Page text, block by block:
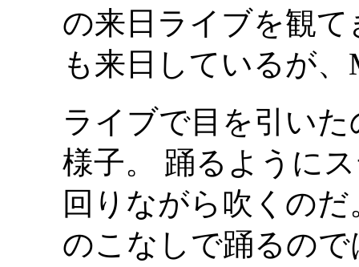
の来日ライブを観て
も来日しているが、
ライブで目を引いた
様子。 踊るように
回りながら吹くの
のこなしで踊るの